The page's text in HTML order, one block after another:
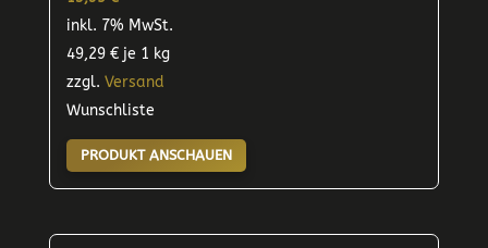
inkl. 7% MwSt.
49,29 €je 1 kg
zzgl. Versand
Wunschliste
PRODUKT ANSCHAUEN